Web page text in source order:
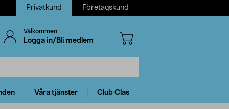
Privatkund Företagskund
Välkommen
Logga in/Bli medlem
Våra tjänster Club Clas